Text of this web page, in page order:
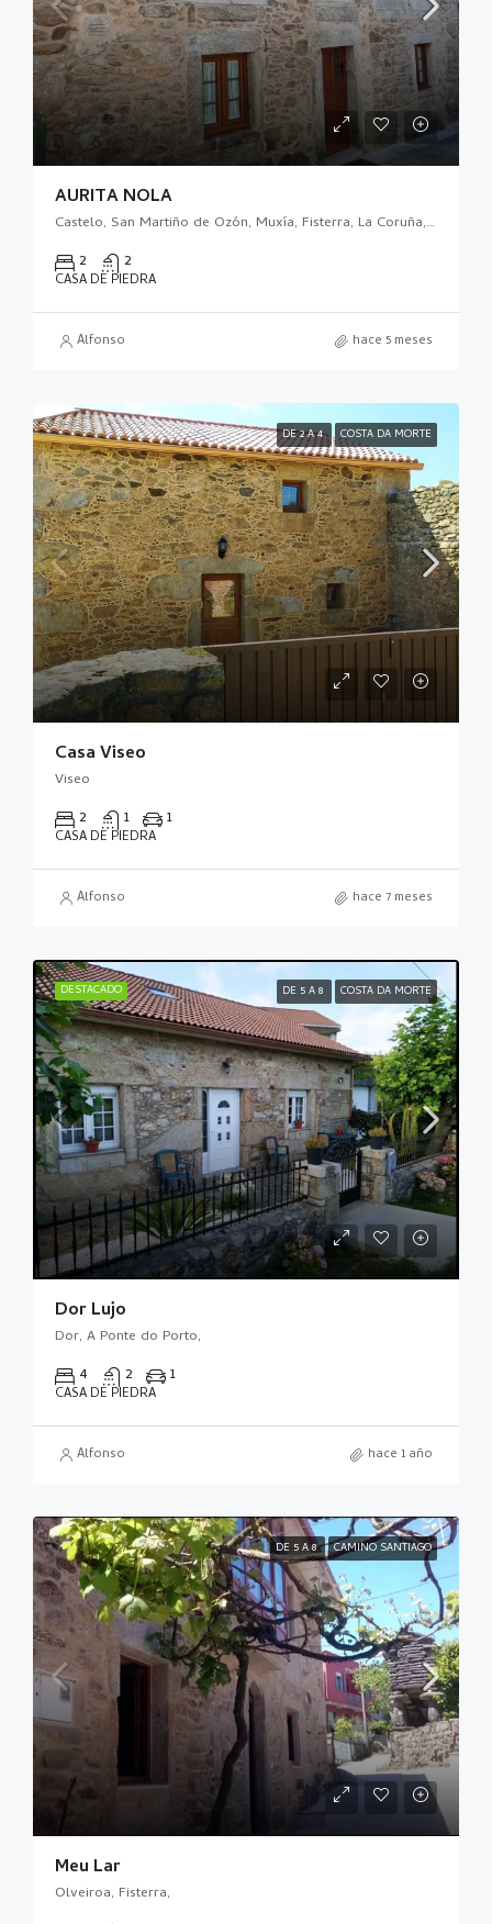
AURITA NOLA
Castelo, San Martiño de Ozón, Muxía, Fisterra, La Coruña, Galicia, 15125, España
2 2
CASA DE PIEDRA
Alfonso hace 5 meses
DE 2 A 4 COSTA DA MORTE
Casa Viseo
Viseo
2 1 1
CASA DE PIEDRA
Alfonso hace 7 meses
DESTACADO DE 5 A 8 COSTA DA MORTE
Dor Lujo
Dor, A Ponte do Porto,
4 2 1
CASA DE PIEDRA
Alfonso hace 1 año
DE 5 A 8 CAMINO SANTIAGO
Meu Lar
Olveiroa, Fisterra,